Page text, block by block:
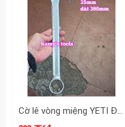
chuẩn xác tuyệt đối,
đai ốc, hạn chế tối
hay tuôn đầu bu-lông.
Đầu tròng (đầu
sóng truyền lực đều
phép góc trả số nhỏ,
mượt mà trong khôngCờ lê vòng miệng YETI Đầu Búa 35mm dài 386mm YETI-32035H